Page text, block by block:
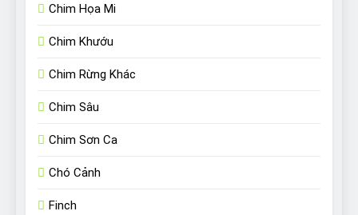
Chim Họa Mi
Chim Khướu
Chim Rừng Khác
Chim Sâu
Chim Sơn Ca
Chó Cảnh
Finch